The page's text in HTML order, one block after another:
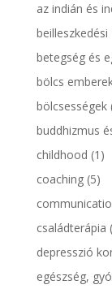
az indián és
beilleszkedési
betegség és
bölcs
bölcsességek
buddhizmus
childhood (1)
coaching(5)
családterápia
depresszió
egészség,